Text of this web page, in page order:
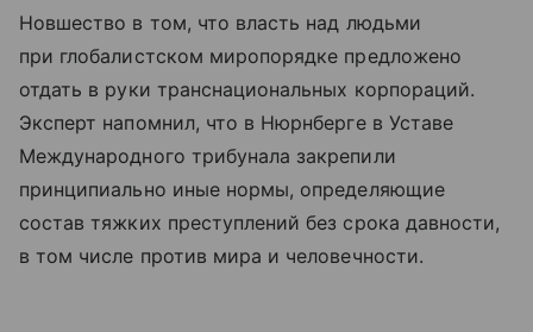
Новшество в том, что власть над людьми
при глобалистском миропорядке предложено
отдать в руки транснациональных корпораций.
Эксперт напомнил, что в Нюрнберге в Уставе
Международного трибунала закрепили
принципиально иные нормы, определяющие
состав тяжких преступлений без срока давности,
в том числе против мира и человечности.